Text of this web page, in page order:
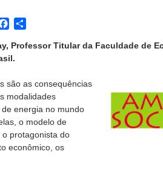
Facebook
Professor Titular da Faculdade de
são as consequências
modalidades
energia no mundo
o modelo de
protagonista do
econômico, os